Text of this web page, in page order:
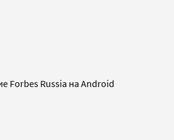
Forbes Russia на Android